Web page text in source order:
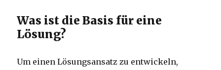
Was ist die Basis für eine
Lösung?
Um einen Lösungsansatz zu entwickeln,